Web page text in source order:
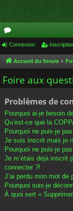
or
u
m
Connexion
Accueil du forum
Foire aux
Problèmes de
Pourquoi ai-je besoin
Qu’est-ce que la
Pourquoi ne puis-je
Je suis inscrit mais je
Pourquoi ne puis-je
Je m’étais déjà inscrit
connecter ?!
J’ai perdu mon mot de
Pourquoi suis-je
À quoi sert «